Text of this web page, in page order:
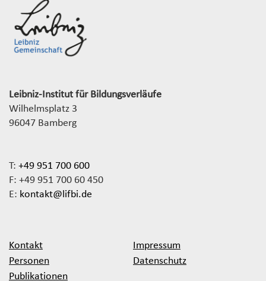
Leibniz-Institut für Bildungsverläufe
Wilhelmsplatz 3
96047 Bamberg
T: +49 951 700 600
F: +49 951 700 60 450
E: kontakt@lifbi.de
Kontakt
Personen
Publikationen
Impressum
Datenschutz